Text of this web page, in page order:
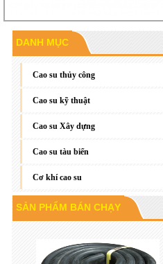
DANH MỤC
Cao su thủy công
Cao su kỹ thuật
Cao su Xây dựng
Cao su tàu biển
Cơ khí cao su
SẢN PHẨM BÁN CHẠY
Gioăng đáy, gioăng phẳng
Cao su P60